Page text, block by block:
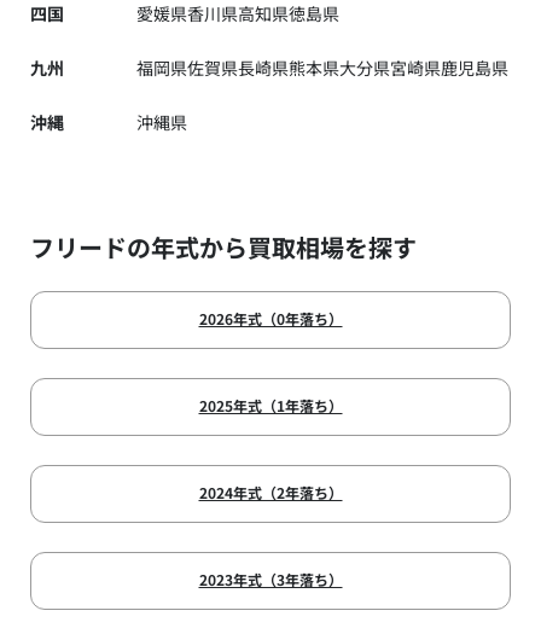
四国 愛媛県香川県高知県徳島県
九州 福岡県佐賀県長崎県熊本県大分県宮崎県鹿児島県
沖縄 沖縄県
フリードの年式から買取相場を探す
2026年式（0年落ち）
2025年式（1年落ち）
2024年式（2年落ち）
2023年式（3年落ち）